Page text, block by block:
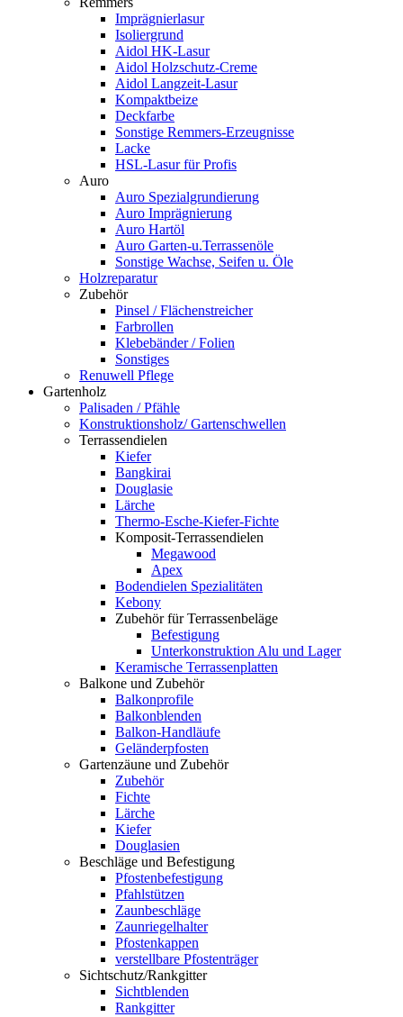
Imprägnierlasur
Isoliergrund
Aidol HK-Lasur
Aidol Holzschutz-Creme
Aidol Langzeit-Lasur
Kompaktbeize
Deckfarbe
Sonstige Remmers-Erzeugnisse
Lacke
HSL-Lasur für Profis
Auro
Auro Spezialgrundierung
Auro Imprägnierung
Auro Hartöl
Auro Garten-u.Terrassenöle
Sonstige Wachse, Seifen u. Öle
Holzreparatur
Zubehör
Pinsel / Flächenstreicher
Farbrollen
Klebebänder / Folien
Sonstiges
Renuwell Pflege
Gartenholz
Palisaden / Pfähle
Konstruktionsholz/ Gartenschwellen
Terrassendielen
Kiefer
Bangkirai
Douglasie
Lärche
Thermo-Esche-Kiefer-Fichte
Komposit-Terrassendielen
Megawood
Apex
Bodendielen Spezialitäten
Kebony
Zubehör für Terrassenbeläge
Befestigung
Unterkonstruktion Alu und Lager
Keramische Terrassenplatten
Balkone und Zubehör
Balkonprofile
Balkonblenden
Balkon-Handläufe
Geländerpfosten
Gartenzäune und Zubehör
Zubehör
Fichte
Lärche
Kiefer
Douglasien
Beschläge und Befestigung
Pfostenbefestigung
Pfahlstützen
Zaunbeschläge
Zaunriegelhalter
Pfostenkappen
verstellbare Pfostenträger
Sichtschutz/Rankgitter
Sichtblenden
Rankgitter